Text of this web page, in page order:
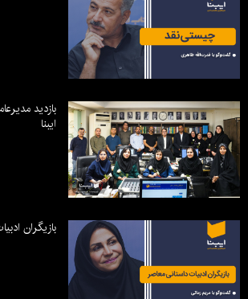
بازدید
ایبنا
بازیگران